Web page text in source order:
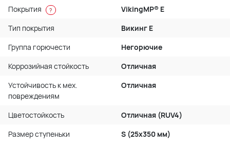
Покрытия ?
VikingMP® E
Тип покрытия
Викинг Е
Группа горючести
Негорючие
Коррозийная стойкость
Отличная
Устойчивость к мех.
повреждениям
Отличная
Цветостойкость
Отличная (RUV4)
Размер ступеньки
S (25x350 мм)